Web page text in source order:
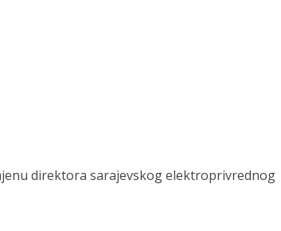
direktora sarajevskog elektroprivrednog